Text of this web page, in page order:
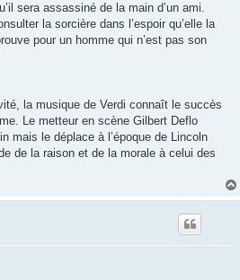
sera assassiné de la main d’un ami.
la sorcière dans l’espoir qu’elle la
pour un homme qui n’est pas son
la musique de Verdi connaît le succès
Le metteur en scène Gilbert Deflo
mais le déplace à l’époque de Lincoln
de la raison et de la morale à celui des